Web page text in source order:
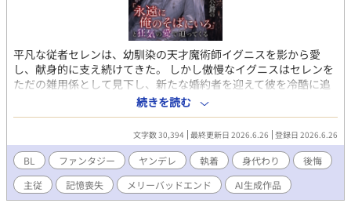
平凡な従者セレンは、幼馴染の天才魔術師イグニスを影から愛
し、献身的に支え続けてきた。 しかし傲慢なイグニスはセレンを
ただの雑用係として見下し、新たな婚約者を迎えて彼を冷酷に追
放してしまう。 すべてを失い王都の片隅で生きていたセレンだ
が、ある日イグニスが術式の暴走で「死の呪い」を受けたことを
知る。 セレンは自らの命に等しい「記憶と感情」を代償に呪いを
肩代わりし、心を持たない空っぽの人形となってしまった。 目を
覚まし、己の愚かさとセレンの献身を知ったイグニスは凄絶な後
悔に苛まれる。 失われた心は二度と戻らない。 絶望の底で狂気に
堕ちたイグニスは、婚約者を切り捨て、地位も名誉もすべて投げ
打ち、セレンを北の辺境にある塔へと監禁する。 「お前は私だけ
続きを読む
文字数 30,394 最終更新日 2026.6.26 登録日 2026.6.26
BL ファンタジー ヤンデレ 執着 身代わり
後悔
主従
記憶喪失 メリーバッドエンド AI生成作品